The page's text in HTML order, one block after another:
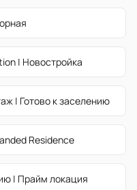
| Новостройка
| Готово к заселению
Residence
| Прайм локация